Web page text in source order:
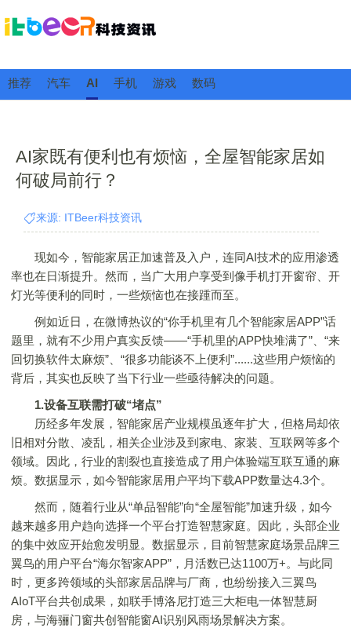
推荐 汽车 AI 手机 游戏 数码
AI家既有便利也有烦恼，全屋智能家居如
何破局前行？
来源: ITBeer科技资讯
现如今，智能家居正加速普及入户，连同AI技术的应用渗透
率也在日渐提升。然而，当广大用户享受到像手机打开窗帘、开
灯光等便利的同时，一些烦恼也在接踵而至。
例如近日，在微博热议的“你手机里有几个智能家居APP”话
题里，就有不少用户真实反馈——“手机里的APP快堆满了”、“来
回切换软件太麻烦”、“很多功能谈不上便利”......这些用户烦恼的
背后，其实也反映了当下行业一些亟待解决的问题。
1.设备互联需打破“堵点”
历经多年发展，智能家居产业规模虽逐年扩大，但格局却依
旧相对分散、凌乱，相关企业涉及到家电、家装、互联网等多个
领域。因此，行业的割裂也直接造成了用户体验端互联互通的麻
烦。数据显示，如今智能家居用户平均下载APP数量达4.3个。
然而，随着行业从“单品智能”向“全屋智能”加速升级，如今
越来越多用户趋向选择一个平台打造智慧家庭。因此，头部企业
的集中效应开始愈发明显。数据显示，目前智慧家庭场景品牌三
翼鸟的用户平台“海尔智家APP”，月活数已达1100万+。与此同
时，更多跨领域的头部家居品牌与厂商，也纷纷接入三翼鸟
AIoT平台共创成果，如联手博洛尼打造三大柜电一体智慧厨
房，与海骊门窗共创智能窗AI识别风雨场景解决方案。